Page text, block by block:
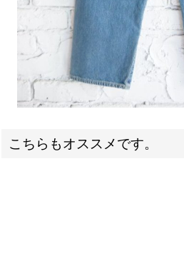
こちらもオススメです。